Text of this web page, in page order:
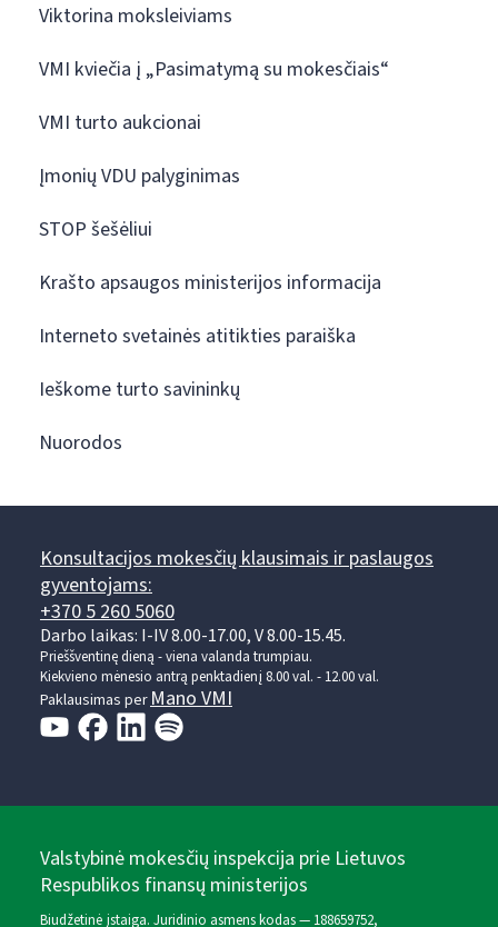
Viktorina moksleiviams
VMI kviečia į „Pasimatymą su mokesčiais“
VMI turto aukcionai
Įmonių VDU palyginimas
STOP šešėliui
Krašto apsaugos ministerijos informacija
Interneto svetainės atitikties paraiška
Ieškome turto savininkų
Nuorodos
Konsultacijos mokesčių klausimais ir paslaugos
gyventojams:
+370 5 260 5060
Darbo laikas: I-IV 8.00-17.00, V 8.00-15.45.
Prieššventinę dieną - viena valanda trumpiau.
Kiekvieno mėnesio antrą penktadienį 8.00 val. - 12.00 val.
Paklausimas per Mano VMI
Valstybinė mokesčių inspekcija prie Lietuvos
Respublikos finansų ministerijos
Biudžetinė įstaiga. Juridinio asmens kodas — 188659752,